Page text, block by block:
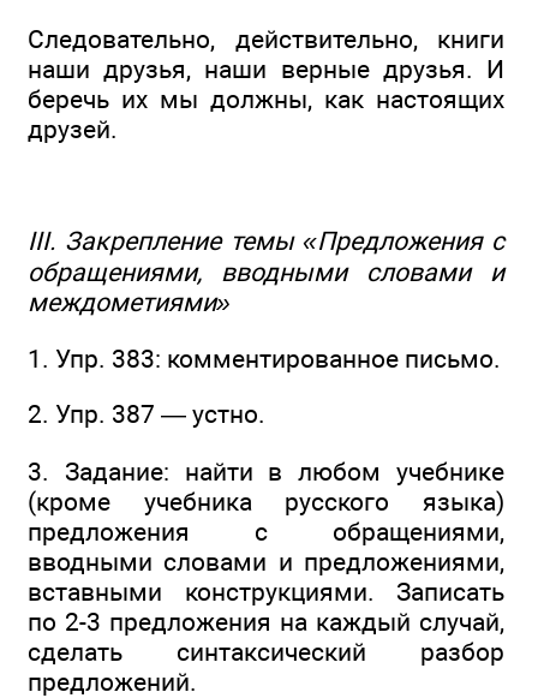
Следовательно, действительно, книги
наши друзья, наши верные друзья. И
беречь их мы должны, как настоящих
друзей.
III. Закрепление темы «Предложения с
обращениями, вводными словами и
междометиями»
1. Упр. 383: комментированное письмо.
2. Упр. 387 — устно.
3. Задание: найти в любом учебнике
(кроме учебника русского языка)
предложения с обращениями,
вводными словами и предложениями,
вставными конструкциями. Записать
по 2-3 предложения на каждый случай,
сделать синтаксический разбор
предложений.